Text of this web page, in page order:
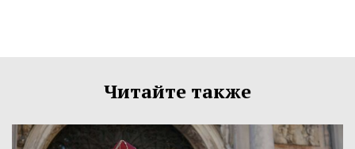
Читайте также